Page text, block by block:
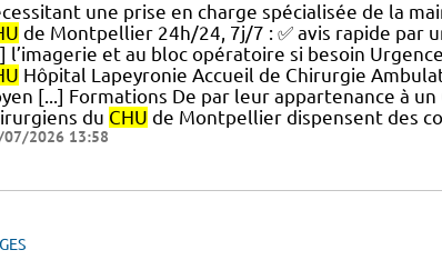
une prise en charge spécialisée de la
de Montpellier 24h/24, 7j/7 : ✅ avis rapide par
l’imagerie et au bloc opératoire si besoin
Hôpital Lapeyronie Accueil de Chirurgie
[...] Formations De par leur appartenance à
du CHU de Montpellier dispensent des
07/2026 13:58